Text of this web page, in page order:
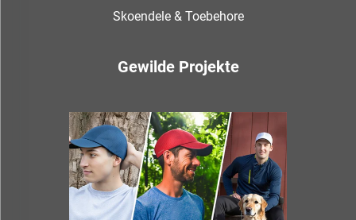
Skoendele & Toebehore
Gewilde Projekte